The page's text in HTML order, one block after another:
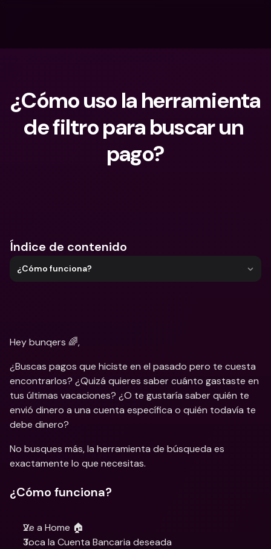
¿Cómo uso la herramienta
de filtro para buscar un
pago?
Índice de contenido
¿Cómo funciona?
Hey bunqers 🌈,
¿Buscas pagos que hiciste en el pasado pero te cuesta
encontrarlos? ¿Quizá quieres saber cuánto gastaste en
tus últimas vacaciones? ¿O te gustaría saber quién te
envió dinero a una cuenta específica o quién todavía te
debe dinero?
No busques más, la herramienta de búsqueda es
exactamente lo que necesitas.
¿Cómo funciona?
Ve a Home 🏠
Toca la Cuenta Bancaria deseada